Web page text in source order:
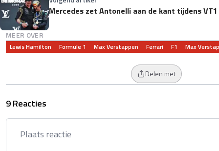
Mercedes zet Antonelli aan de kant tijdens VT1
MEER OVER
Lewis Hamilton Formule 1 Max Verstappen Ferrari F1 Max
Delen met
9 Reacties